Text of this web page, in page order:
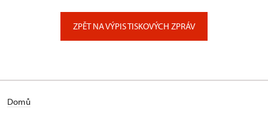
ZPĚT NA VÝPIS TISKOVÝCH ZPRÁV
Domů